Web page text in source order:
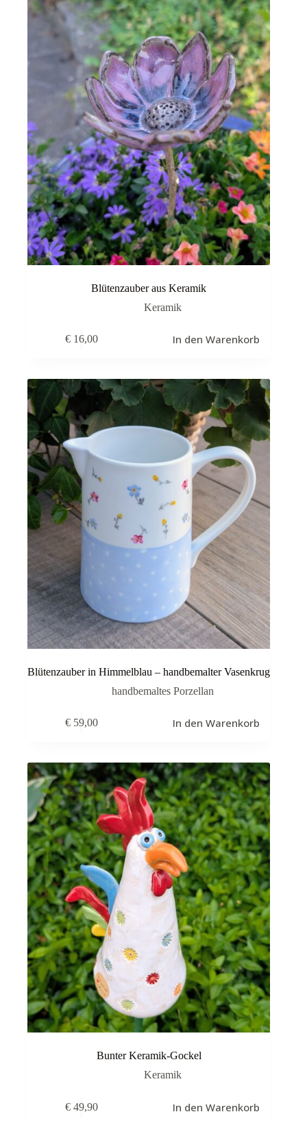
Blütenzauber aus Keramik
Keramik
€16,00 In den Warenkorb
Blütenzauber in Himmelblau – handbemalter Vasenkrug
handbemaltes Porzellan
€59,00 In den Warenkorb
Bunter Keramik-Gockel
Keramik
€49,90 In den Warenkorb